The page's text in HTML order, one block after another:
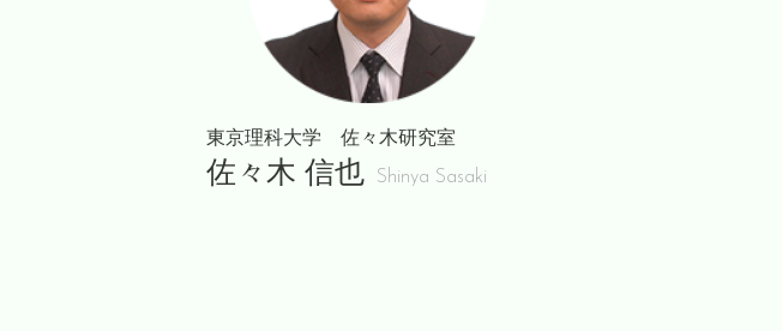
東京理科大学 佐々木研究室
佐々木 信也 Shinya Sasaki